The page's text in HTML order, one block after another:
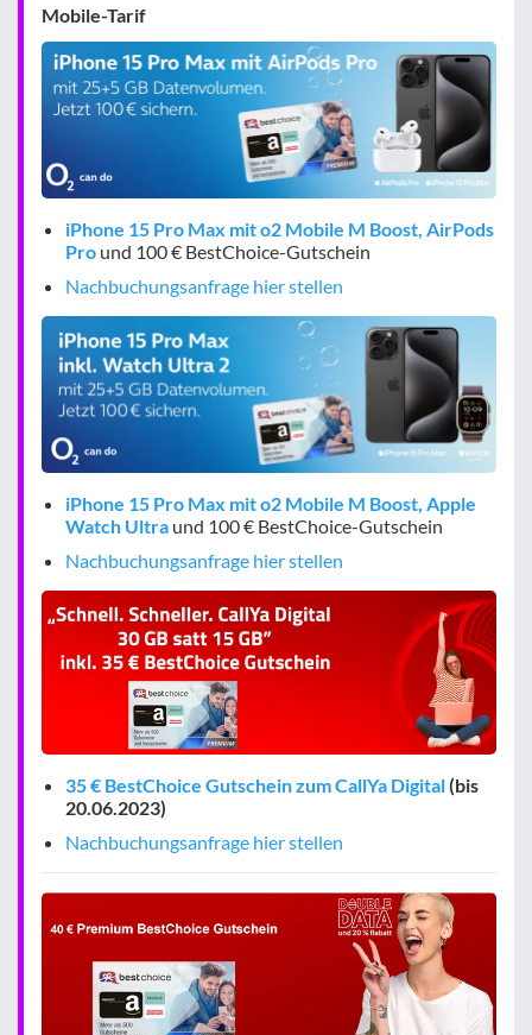
Mobile-Tarif
iPhone 15 Pro Max mit o2 Mobile M Boost, AirPods
Pro und 100 € BestChoice-Gutschein
Nachbuchungsanfrage hier stellen
iPhone 15 Pro Max mit o2 Mobile M Boost, Apple
Watch Ultra und 100 € BestChoice-Gutschein
Nachbuchungsanfrage hier stellen
35 € BestChoice Gutschein zum CallYa Digital(bis
20.06.2023)
Nachbuchungsanfrage hier stellen